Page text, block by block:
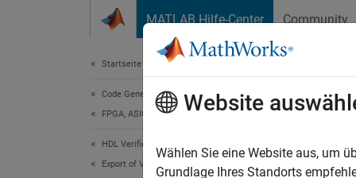
MATLAB Hilfe-Center Community
Startseite der Dokumentation
Code Generation
FPGA, ASIC, and SoC Development
HDL Verifier
Export of Verification IP
How
Website
Wählen Sie eine Website aus, um
Grundlage Ihres Standorts